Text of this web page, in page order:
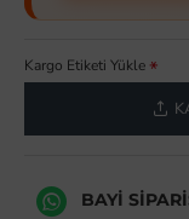
Kargo Etiketi Yükle
BAYI